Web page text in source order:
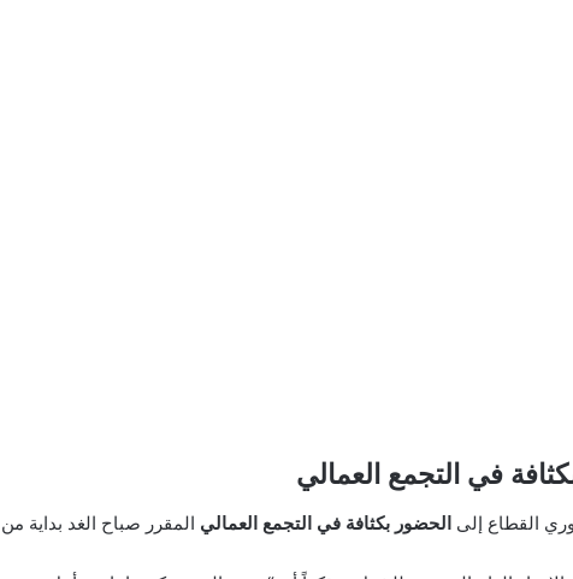
في التجمع العمالي
القطاع إلى الحضور بكثافة في التجمع العمالي المقرر صباح الغد بداية من